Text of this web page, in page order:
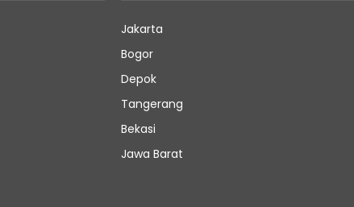
Jakarta
Bogor
Depok
Tangerang
Bekasi
Jawa Barat